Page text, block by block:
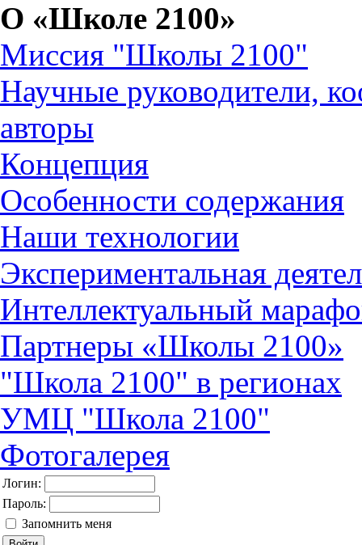
О «Школе 2100»
Миссия "Школы 2100"
Научные руководители,
авторы
Концепция
Особенности содержания
Наши технологии
Экспериментальная
Интеллектуальный
Партнеры «Школы 2100»
"Школа 2100" в регионах
УМЦ "Школа 2100"
Фотогалерея
Логин:
Пароль:
Запомнить меня